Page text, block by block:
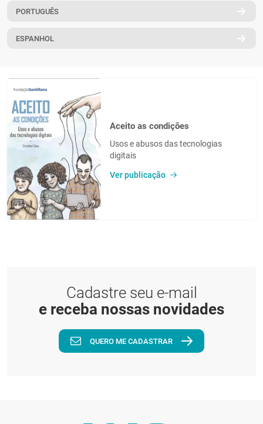
PT
PORTUGUÊS
ESPANHOL
Aceito as condições
Usos e abusos das tecnologias
digitais
Ver publicação
Cadastre seu e-mail
e receba nossas novidades
QUERO ME CADASTRAR